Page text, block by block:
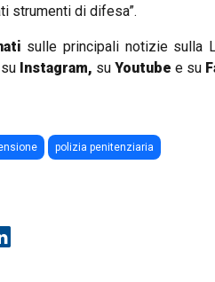
strumenti di difesa”.
sulle principali notizie sulla
su Instagram, su Youtube e su
polizia penitenziaria